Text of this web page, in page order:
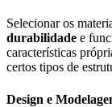
Selecionar os
durabilidade e
características
certos tipos de
Design e